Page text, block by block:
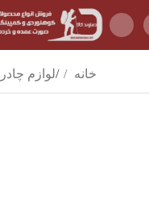
خانه لوازم چادر